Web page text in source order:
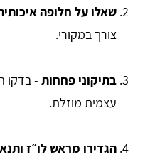
שאלו על חלופה
צורך במקורי.
בתיקוני פחחות - בדקו
עצמית מוזלת.
הגדירו מראש לו״ז